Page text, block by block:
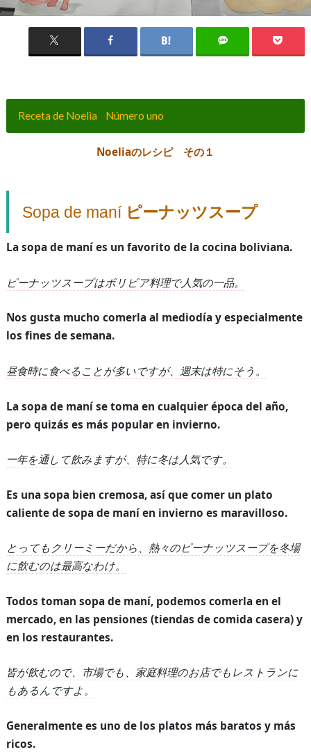
Receta de Noelia Número uno
Noeliaのレシピ その１
Sopa de maní ピーナッツスープ
La sopa de maní es un favorito de la cocina boliviana.
ピーナッツスープはボリビア料理で人気の一品。
Nos gusta mucho comerla al mediodía y especialmente
los fines de semana.
昼食時に食べることが多いですが、週末は特にそう。
La sopa de maní se toma en cualquier época del año,
pero quizás es más popular en invierno.
一年を通して飲みますが、特に冬は人気です。
Es una sopa bien cremosa, así que comer un plato
caliente de sopa de maní en invierno es maravilloso.
とってもクリーミーだから、熱々のピーナッツスープを冬場
に飲むのは最高なわけ。
Todos toman sopa de maní, podemos comerla en el
mercado, en las pensiones (tiendas de comida casera) y
en los restaurantes.
皆が飲むので、市場でも、家庭料理のお店でもレストランに
もあるんですよ。
Generalmente es uno de los platos más baratos y más
ricos.